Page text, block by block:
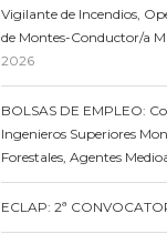
Vigilante de Incendios,
de Montes-Conductor/a
2026
BOLSAS DE EMPLEO:
Ingenieros Superiores
Forestales, Agentes
ECLAP: 2ª